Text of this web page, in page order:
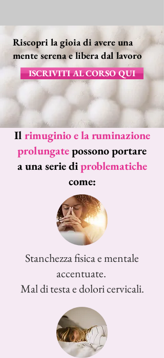
Riscopri la gioia di avere una
mente serena e libera dal lavoro
ISCRIVITI AL CORSO QUI
Il rimuginio e la ruminazione
prolungatepossono portare
a una serie diproblematiche
come:
Stanchezza fisica e mentale
accentuate.
Mal di testa e dolori cervicali.